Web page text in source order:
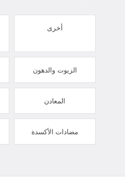
أخرى
الزيوت والدهون
المعادن
مضادات الأكسدة